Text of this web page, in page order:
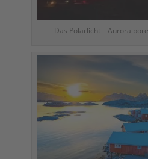
Das Polarlicht – Aurora